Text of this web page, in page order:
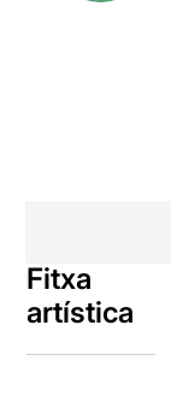
Fitxa
artística